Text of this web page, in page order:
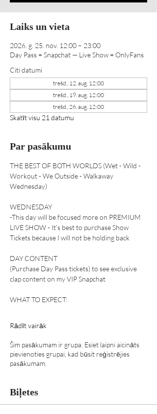
Laiks un vieta
2026. g. 25. nov. 12:00 – 23:00
Day Pass = Snapchat — Live Show = OnlyFans
Citi datumi
trešd., 12. aug. 12:00
trešd., 19. aug. 12:00
trešd., 26. aug. 12:00
Skatīt visu 21 datumu
Par pasākumu
THE BEST OF BOTH WORLDS (Wet - Wild -
Workout - We Outside - Walkaway
Wednesday)
WEDNESDAY
-This day will be focused more on PREMIUM
LIVE SHOW - It’s best to purchase Show
Tickets because I will not be holding back
DAY CONTENT
(Purchase Day Pass tickets) to see exclusive
clap content on my VIP Snapchat
WHAT TO EXPECT:
Rādīt vairāk
Šim pasākumam ir grupa. Esiet laipni aicināts
pievienoties grupai, kad būsit reģistrējies
pasākumam.
Biļetes